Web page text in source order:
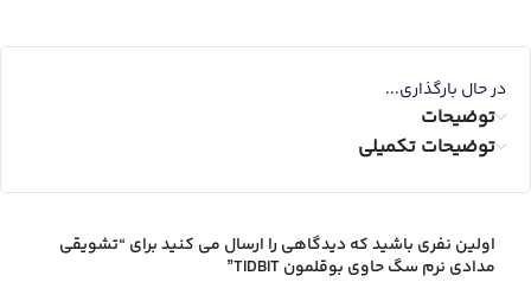
در حال بارگذاری...
توضیحات
توضیحات تکمیلی
اولین نفری باشید که دیدگاهی را ارسال می کنید برای “تشویقی
مدادی نرم سگ حاوی بوقلمون TIDBIT”